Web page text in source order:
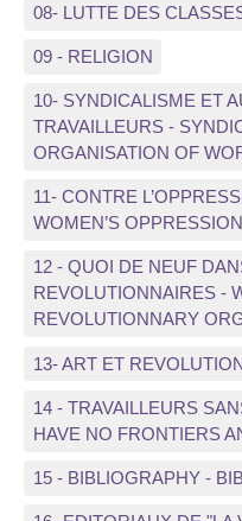
08- LUTTE DES
09 - RELIGION
10- SYNDICALISME ET
TRAVAILLEURS -
ORGANISATION OF
11- CONTRE
WOMEN’S OPPRESSION
12 - QUOI DE NEUF
REVOLUTIONNAIRES -
REVOLUTIONNARY
13- ART ET
14 - TRAVAILLEURS
HAVE NO FRONTIERS
15 - BIBLIOGRAPHY -